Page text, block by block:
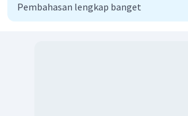
Pembahasan lengkap banget